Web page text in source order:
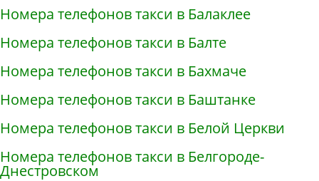
Номера телефонов такси в Балаклее
Номера телефонов такси в Балте
Номера телефонов такси в Бахмаче
Номера телефонов такси в Баштанке
Номера телефонов такси в Белой Церкви
Номера телефонов такси в Белгороде-
Днестровском